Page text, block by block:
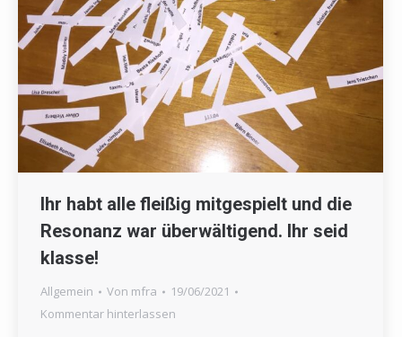
Ihr habt alle fleißig mitgespielt und die
Resonanz war überwältigend. Ihr seid
klasse!
Allgemein Von mfra
19/06/2021
Kommentar hinterlassen